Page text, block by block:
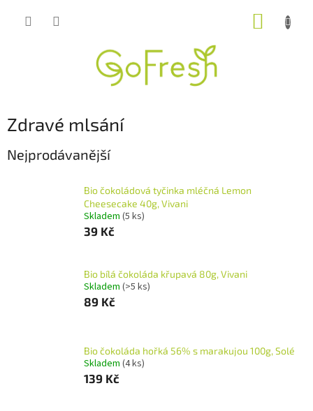
Zdravé mlsání
Nejprodávanější
Bio čokoládová tyčinka mléčná Lemon
Cheesecake 40g, Vivani
Skladem (5 ks)
39 Kč
Bio bílá čokoláda křupavá 80g, Vivani
Skladem (>5 ks)
89 Kč
Bio čokoláda hořká 56% s marakujou 100g, Solé
Skladem (4 ks)
139 Kč